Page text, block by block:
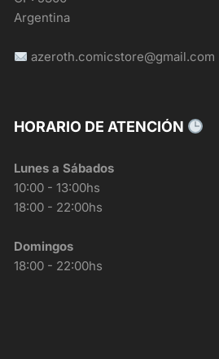
Argentina
azeroth.comicstore@gmail.com
HORARIO DE ATENCIÓN
Lunes a Sábados
10:00 - 13:00hs
18:00 - 22:00hs
Domingos
18:00 - 22:00hs